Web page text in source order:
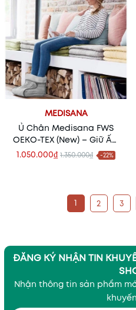
MEDISANA
Ủ Chân Medisana FWS
OEKO-TEX (New) – Giữ Ấm
Bàn Chân Hiệu Quả, Hàng
Đức Chính Hãng
1.050.000₫ 1.350.000₫ -22%
1 2 3
ĐĂNG KÝ NHẬN TIN
Nhận thông tin sản phẩm